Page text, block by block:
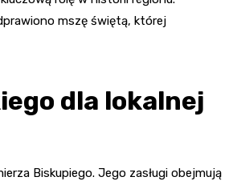
mszę świętą, której
dla lokalnej
Biskupiego. Jego zasługi obejmują